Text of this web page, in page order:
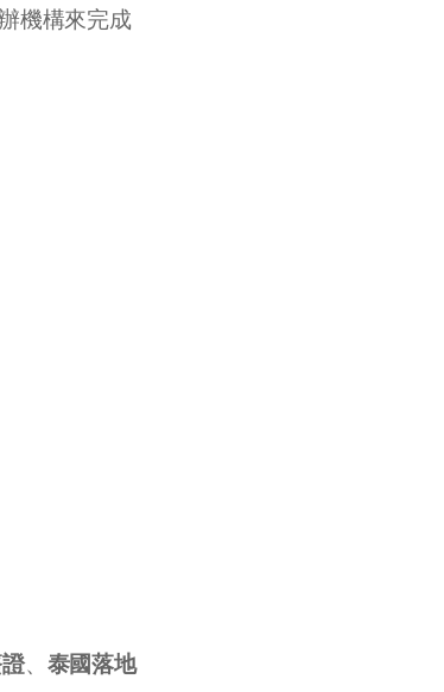
機構來完成
、 泰國落地